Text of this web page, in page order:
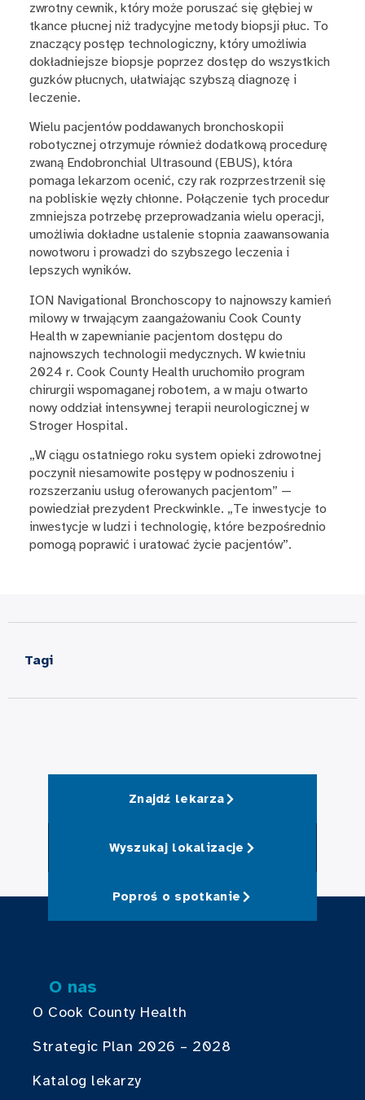
zwrotny cewnik, który może poruszać się głębiej w
tkance płucnej niż tradycyjne metody biopsji płuc. To
znaczący postęp technologiczny, który umożliwia
dokładniejsze biopsje poprzez dostęp do wszystkich
guzków płucnych, ułatwiając szybszą diagnozę i
leczenie.
Wielu pacjentów poddawanych bronchoskopii
robotycznej otrzymuje również dodatkową procedurę
zwaną Endobronchial Ultrasound (EBUS), która
pomaga lekarzom ocenić, czy rak rozprzestrzenił się
na pobliskie węzły chłonne. Połączenie tych procedur
zmniejsza potrzebę przeprowadzania wielu operacji,
umożliwia dokładne ustalenie stopnia zaawansowania
nowotworu i prowadzi do szybszego leczenia i
lepszych wyników.
ION Navigational Bronchoscopy to najnowszy kamień
milowy w trwającym zaangażowaniu Cook County
Health w zapewnianie pacjentom dostępu do
najnowszych technologii medycznych. W kwietniu
2024 r. Cook County Health uruchomiło program
chirurgii wspomaganej robotem, a w maju otwarto
nowy oddział intensywnej terapii neurologicznej w
Stroger Hospital.
„W ciągu ostatniego roku system opieki zdrowotnej
poczynił niesamowite postępy w podnoszeniu i
rozszerzaniu usług oferowanych pacjentom” —
powiedział prezydent Preckwinkle. „Te inwestycje to
inwestycje w ludzi i technologię, które bezpośrednio
pomogą poprawić i uratować życie pacjentów”.
Tagi
Znajdź lekarza
Wyszukaj lokalizacje
Poproś o spotkanie
O nas
O Cook County Health
Strategic Plan 2026 – 2028
Katalog lekarzy